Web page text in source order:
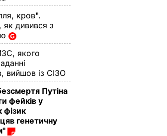
кров".
як дивився з
якого
вийшов із СІЗО
Путіна
фейків у
фізик
генетичну